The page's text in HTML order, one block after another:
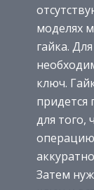
моделях
гайка.
ключ.
придется
для того,
Затем